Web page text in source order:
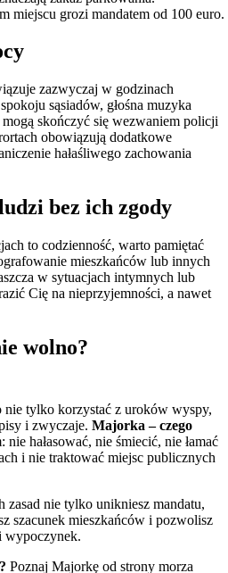
miejscu grozi mandatem od 100 euro.
zazwyczaj w godzinach
sąsiadów, głośna muzyka
skończyć się wezwaniem policji
obowiązują dodatkowe
hałaśliwego zachowania
bez ich zgody
to codzienność, warto pamiętać
mieszkańców lub innych
w sytuacjach intymnych lub
Cię na nieprzyjemności, a nawet
wolno?
nie tylko korzystać z uroków wyspy,
i zwyczaje. Majorka – czego
nie hałasować, nie śmiecić, nie łamać
i nie traktować miejsc publicznych
zasad nie tylko unikniesz mandatu,
szacunek mieszkańców i pozwolisz
wypoczynek.
Poznaj Majorkę od strony morza